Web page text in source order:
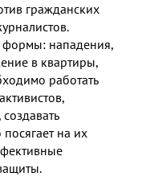
гражданских
формы: нападения,
в квартиры,
работать
на их